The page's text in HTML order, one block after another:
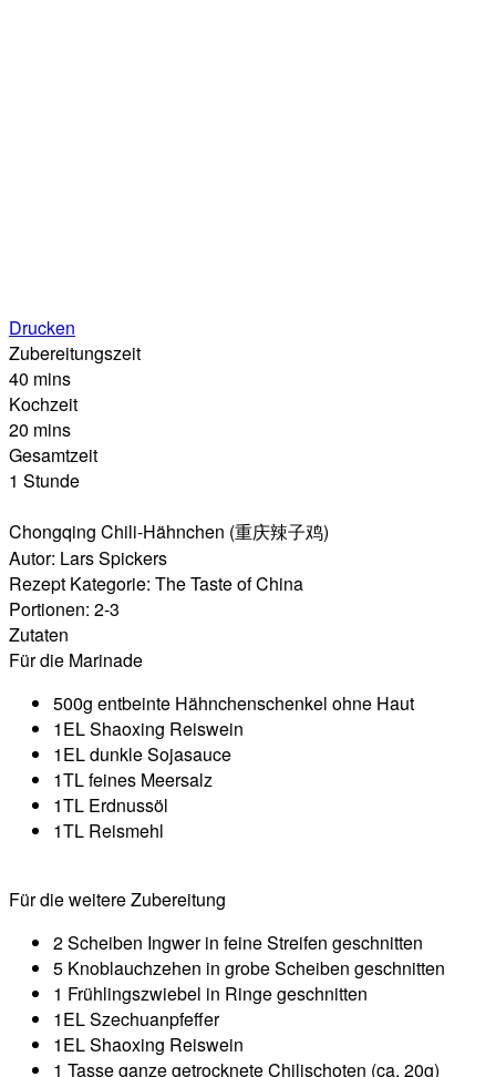
Drucken
Zubereitungszeit
40 mins
Kochzeit
20 mins
Gesamtzeit
1 Stunde
Chongqing Chili-Hähnchen (重庆辣子鸡)
Autor: Lars Spickers
Rezept Kategorie: The Taste of China
Portionen: 2-3
Zutaten
Für die Marinade
500g entbeinte Hähnchenschenkel ohne Haut
1EL Shaoxing Reiswein
1EL dunkle Sojasauce
1TL feines Meersalz
1TL Erdnussöl
1TL Reismehl
Für die weitere Zubereitung
2 Scheiben Ingwer in feine Streifen geschnitten
5 Knoblauchzehen in grobe Scheiben geschnitten
1 Frühlingszwiebel in Ringe geschnitten
1EL Szechuanpfeffer
1EL Shaoxing Reiswein
1 Tasse ganze getrocknete Chilischoten (ca. 20g)